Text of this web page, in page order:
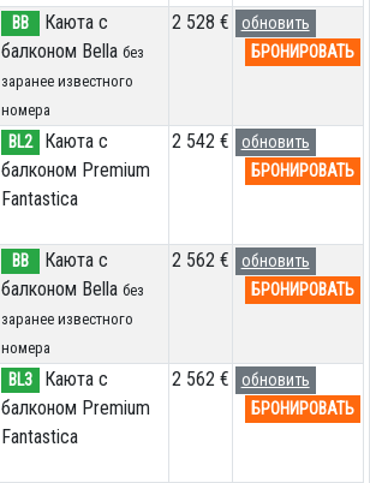
BB
Каюта с
балконом Bella без
заранее известного
номера
2 528 €
обновить
БРОНИРОВАТЬ
BL2
Каюта с
балконом Premium
Fantastica
2 542 €
обновить
БРОНИРОВАТЬ
BB
Каюта с
балконом Bella без
заранее известного
номера
2 562 €
обновить
БРОНИРОВАТЬ
BL3
Каюта с
балконом Premium
Fantastica
2 562 €
обновить
БРОНИРОВАТЬ